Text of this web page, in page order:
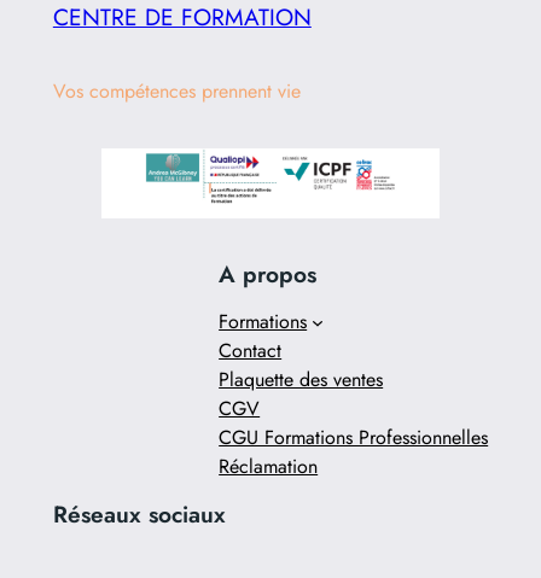
CENTRE DE FORMATION
Vos compétences prennent vie
A propos
Formations
Contact
Plaquette des ventes
CGV
CGU Formations Professionnelles
Réclamation
Réseaux sociaux